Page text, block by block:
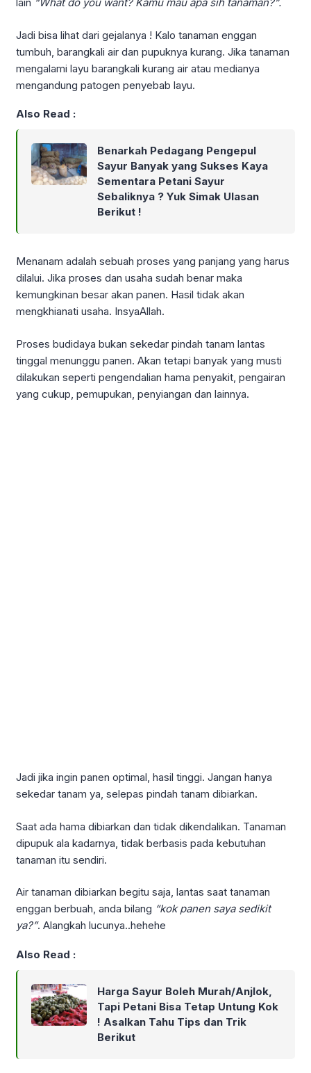
Jadi bisa lihat dari gejalanya ! Kalo tanaman enggan
tumbuh, barangkali air dan pupuknya kurang. Jika tanaman
mengalami layu barangkali kurang air atau medianya
mengandung patogen penyebab layu.
Also Read :
Benarkah Pedagang Pengepul
Sayur Banyak yang Sukses Kaya
Sementara Petani Sayur
Sebaliknya ? Yuk Simak Ulasan
Berikut !
Menanam adalah sebuah proses yang panjang yang harus
dilalui. Jika proses dan usaha sudah benar maka
kemungkinan besar akan panen. Hasil tidak akan
mengkhianati usaha. InsyaAllah.
Proses budidaya bukan sekedar pindah tanam lantas
tinggal menunggu panen. Akan tetapi banyak yang musti
dilakukan seperti pengendalian hama penyakit, pengairan
yang cukup, pemupukan, penyiangan dan lainnya.
Jadi jika ingin panen optimal, hasil tinggi. Jangan hanya
sekedar tanam ya, selepas pindah tanam dibiarkan.
Saat ada hama dibiarkan dan tidak dikendalikan. Tanaman
dipupuk ala kadarnya, tidak berbasis pada kebutuhan
tanaman itu sendiri.
Air tanaman dibiarkan begitu saja, lantas saat tanaman
enggan berbuah, anda bilang “kok panen saya sedikit
ya?”. Alangkah lucunya..hehehe
Also Read :
Harga Sayur Boleh Murah/Anjlok,
Tapi Petani Bisa Tetap Untung Kok
! Asalkan Tahu Tips dan Trik
Berikut